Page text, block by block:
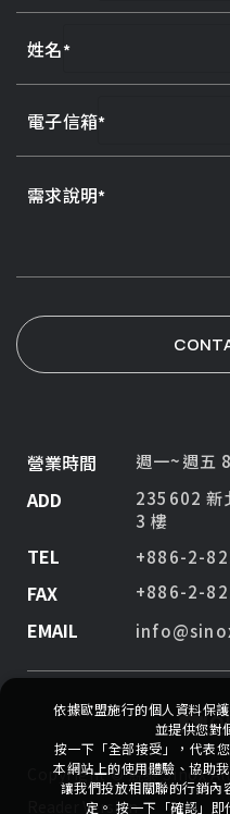
姓名
電子信箱
需求說明
營業時間 週一~週五
ADD
235602 新
3 樓
TEL +886-2-
FAX +886-2-
EMAIL
Copyright ©競泰 Sinox
Reader Version
依據歐盟施行的個人資料保
並提供您對
按一下「全部接受」，代表
本網站上的使用體驗、協助
讓我們投放相關聯的行銷
定。 按一下「確認」即